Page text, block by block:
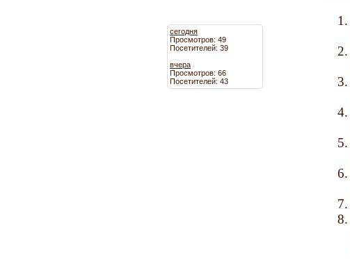
сегодня
Просмотров: 49
Посетителей: 39
вчера
Просмотров: 66
Посетителей: 43